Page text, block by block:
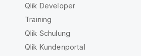
Qlik Developer
Training
Qlik Schulung
Qlik Kundenportal